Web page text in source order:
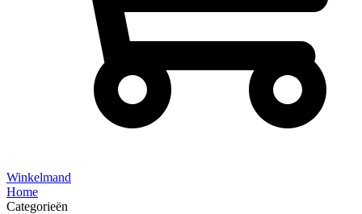
Winkelmand
Home
Categorieën